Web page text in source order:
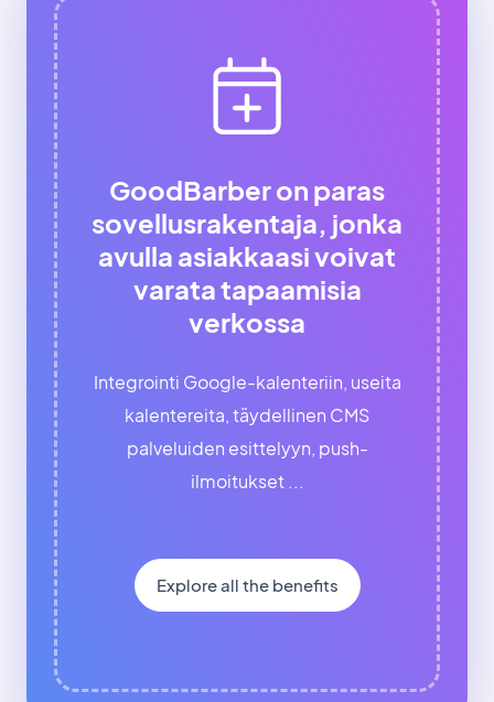
GoodBarber on paras
sovellusrakentaja, jonka
avulla asiakkaasi voivat
varata tapaamisia
verkossa
Integrointi Google-kalenteriin, useita
kalentereita, täydellinen CMS
palveluiden esittelyyn, push-
ilmoitukset ...
Explore all the benefits